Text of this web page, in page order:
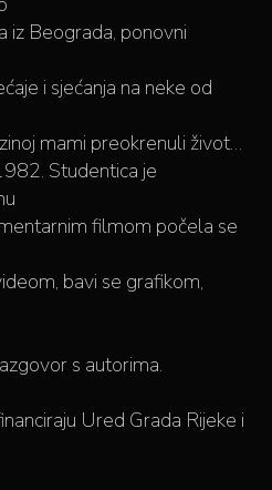
iz Beograda, ponovni
i sjećanja na neke od
mami preokrenuli život…
Studentica je
filmom počela se
bavi se grafikom,
s autorima.
Ured Grada Rijeke i